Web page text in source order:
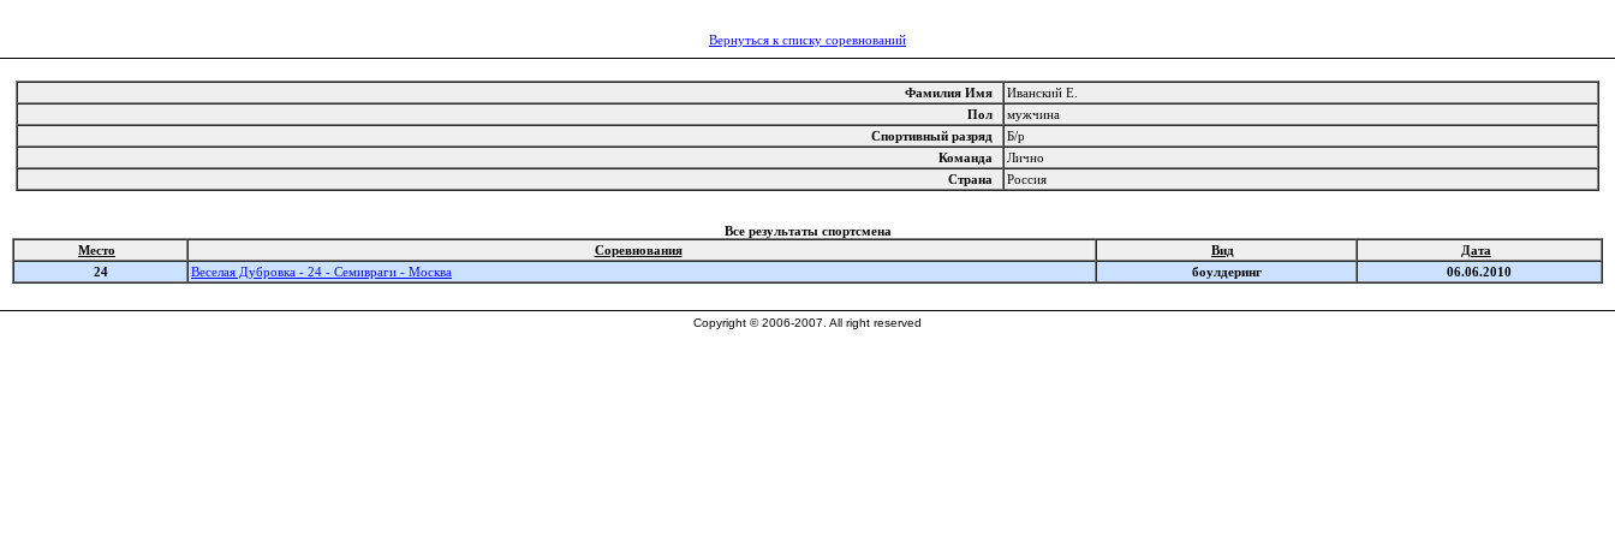
Вернуться к списку соревнований
Фамилия Имя
Иванский Е.
Пол
мужчина
Спортивный разряд
Б/р
Команда
Лично
Страна
Россия
Все результаты спортсмена
Место
Соревнования Вид
Дата
24
Веселая Дубровка - 24 - Семивраги - Москва боулдеринг 06.06.2010
Copyright © 2006-2007. All right reserved